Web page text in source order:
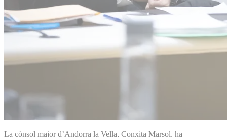
La cònsol major d’Andorra la Vella, Conxita Marsol, ha